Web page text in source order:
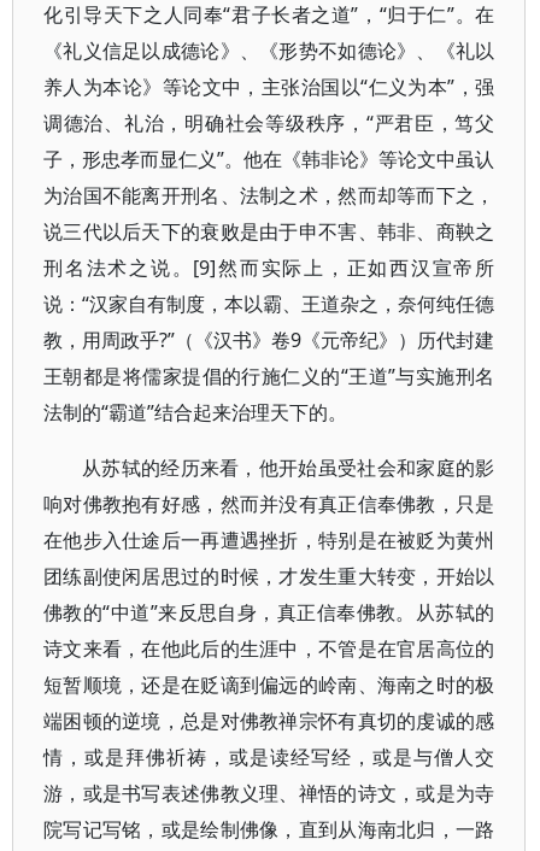
化引导天下之人同奉“君子长者之道”，“归于仁”。在
《礼义信足以成德论》、《形势不如德论》、《礼以
养人为本论》等论文中，主张治国以“仁义为本”，强
调德治、礼治，明确社会等级秩序，“严君臣，笃父
子，形忠孝而显仁义”。他在《韩非论》等论文中虽认
为治国不能离开刑名、法制之术，然而却等而下之，
说三代以后天下的衰败是由于申不害、韩非、商鞅之
刑名法术之说。[9]然而实际上，正如西汉宣帝所
说：“汉家自有制度，本以霸、王道杂之，奈何纯任德
教，用周政乎?”（《汉书》卷9《元帝纪》）历代封建
王朝都是将儒家提倡的行施仁义的“王道”与实施刑名
法制的“霸道”结合起来治理天下的。
从苏轼的经历来看，他开始虽受社会和家庭的影
响对佛教抱有好感，然而并没有真正信奉佛教，只是
在他步入仕途后一再遭遇挫折，特别是在被贬为黄州
团练副使闲居思过的时候，才发生重大转变，开始以
佛教的“中道”来反思自身，真正信奉佛教。从苏轼的
诗文来看，在他此后的生涯中，不管是在官居高位的
短暂顺境，还是在贬谪到偏远的岭南、海南之时的极
端困顿的逆境，总是对佛教禅宗怀有真切的虔诚的感
情，或是拜佛祈祷，或是读经写经，或是与僧人交
游，或是书写表述佛教义理、禅悟的诗文，或是为寺
院写记写铭，或是绘制佛像，直到从海南北归，一路